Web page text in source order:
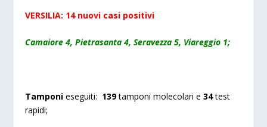
VERSILIA: 14 nuovi casi positivi
Camaiore 4, Pietrasanta 4, Seravezza 5, Viareggio 1;
Tamponi eseguiti: 139tamponi molecolari e 34test
rapidi;